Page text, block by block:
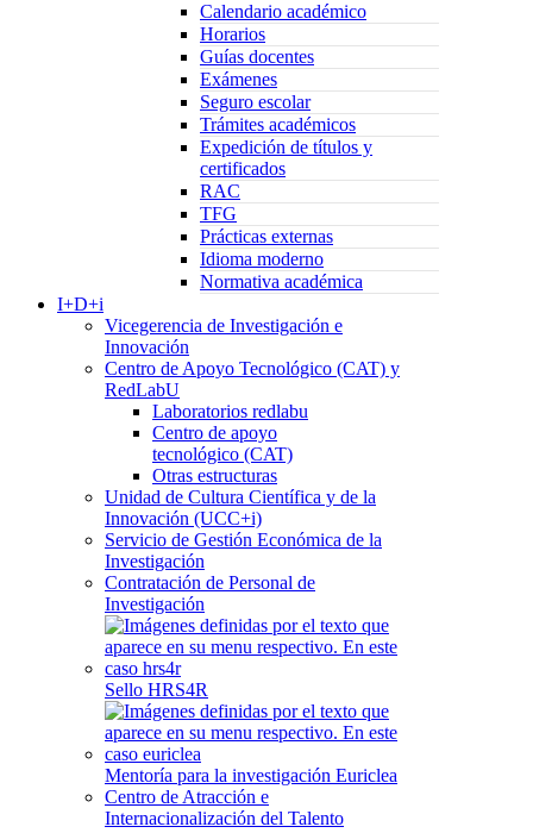
Calendario académico
Horarios
Guías docentes
Exámenes
Seguro escolar
Trámites académicos
Expedición de títulos y
certificados
RAC
TFG
Prácticas externas
Idioma moderno
Normativa académica
I+D+i
Vicegerencia de Investigación e
Innovación
Centro de Apoyo Tecnológico (CAT) y
RedLabU
Laboratorios redlabu
Centro de apoyo
tecnológico (CAT)
Otras estructuras
Unidad de Cultura Científica y de la
Innovación (UCC+i)
Servicio de Gestión Económica de la
Investigación
Contratación de Personal de
Investigación
Sello HRS4R
Mentoría para la investigación Euriclea
Centro de Atracción e
Internacionalización del Talento